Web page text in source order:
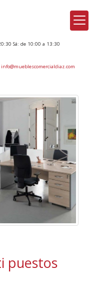
Sá: de 10:00 a 13:30
info mueblescomercialdiaz.com
puestos